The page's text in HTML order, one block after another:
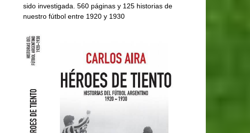
sido investigada. 560 páginas y 125 historias de
nuestro fútbol entre 1920 y 1930